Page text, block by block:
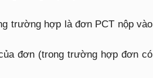
trường hợp là đơn PCT nộp vào
đơn (trong trường hợp đơn có